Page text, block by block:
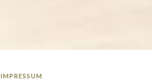
IMPRESSUM